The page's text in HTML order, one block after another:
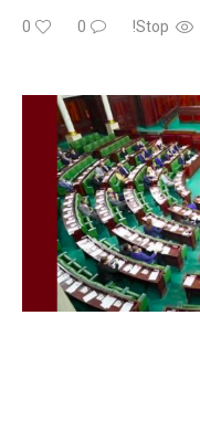
Stop!
0
0